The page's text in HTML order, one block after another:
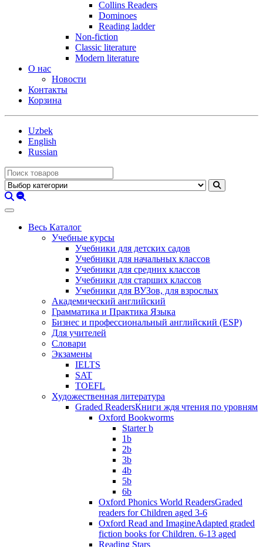
Collins Readers
Dominoes
Reading ladder
Non-fiction
Classic literature
Modern literature
О нас
Новости
Контакты
Корзина
Uzbek
English
Russian
Весь Каталог
Учебные курсы
Учебники для детских садов
Учебники для начальных классов
Учебники для средних классов
Учебники для старших классов
Учебники для ВУЗов, для взрослых
Академический английский
Грамматика и Практика Языка
Бизнес и профессиональный английский (ESP)
Для учителей
Словари
Экзамены
IELTS
SAT
TOEFL
Художественная литература
Graded ReadersКниги ждя чтения по уровням
Oxford Bookworms
Starter b
1b
2b
3b
4b
5b
6b
Oxford Phonics World ReadersGraded
readers for Children aged 3-6
Oxford Read and ImagineAdapted graded
fiction books for Children. 6-13 aged
Reading Stars